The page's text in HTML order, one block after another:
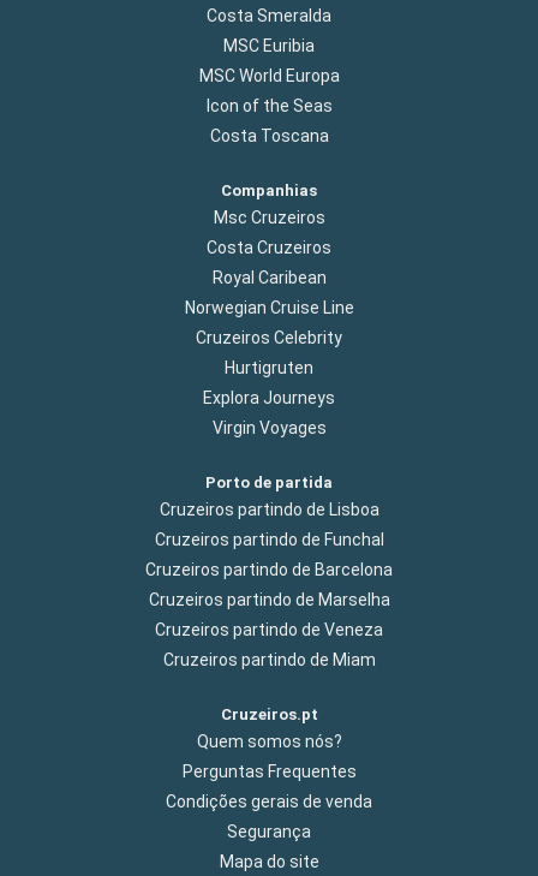
Costa Smeralda
MSC Euribia
MSC World Europa
Icon of the Seas
Costa Toscana
Companhias
Msc Cruzeiros
Costa Cruzeiros
Royal Caribean
Norwegian Cruise Line
Cruzeiros Celebrity
Hurtigruten
Explora Journeys
Virgin Voyages
Porto de partida
Cruzeiros partindo de Lisboa
Cruzeiros partindo de Funchal
Cruzeiros partindo de Barcelona
Cruzeiros partindo de Marselha
Cruzeiros partindo de Veneza
Cruzeiros partindo de Miam
Cruzeiros.pt
Quem somos nós?
Perguntas Frequentes
Condições gerais de venda
Segurança
Mapa do site